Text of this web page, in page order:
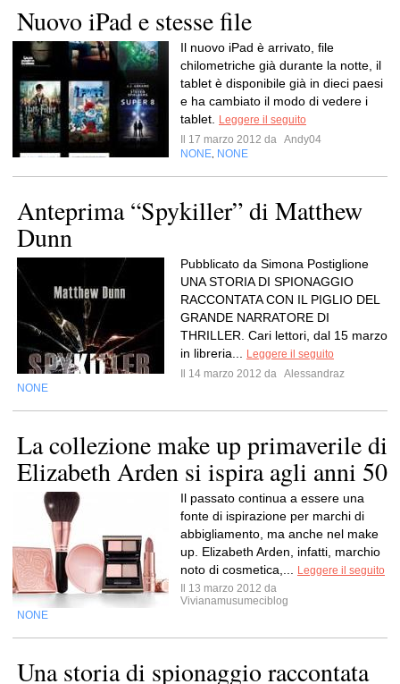
Nuovo iPad e stesse file
Il nuovo iPad è arrivato, file
chilometriche già durante la notte, il
tablet è disponibile già in dieci paesi
e ha cambiato il modo di vedere i
tablet.
Leggere il seguito
Il 17 marzo 2012 da Andy04
NONE NONE
Anteprima “Spykiller” di Matthew
Dunn
Pubblicato da Simona Postiglione
UNA STORIA DI SPIONAGGIO
RACCONTATA CON IL PIGLIO DEL
GRANDE NARRATORE DI
THRILLER. Cari lettori, dal 15 marzo
in libreria...
Leggere il seguito
Il 14 marzo 2012 da Alessandraz
NONE
La collezione make up primaverile di
Elizabeth Arden si ispira agli anni 50
Il passato continua a essere una
fonte di ispirazione per marchi di
abbigliamento, ma anche nel make
up. Elizabeth Arden, infatti, marchio
noto di cosmetica,...
Leggere il seguito
Il 13 marzo 2012 da
Vivianamusumeciblog
NONE
Una storia di spionaggio raccontata